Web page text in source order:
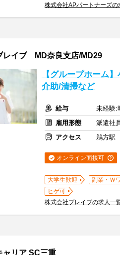
株式会社APパートナーズの
レイブ MD奈良支店/MD29
【グループホーム
介助/清掃など
給与
未経験:
雇用形態
派遣社
アクセス
鵜方駅
オンライン面接可
大学生歓迎 副業・Ｗ
ヒゲ可
株式会社ブレイブの求人一
ャリア SC三重